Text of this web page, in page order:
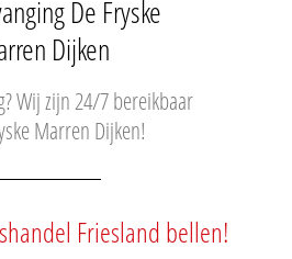
De Fryske
Dijken
Wij zijn 24/7 bereikbaar
Marren Dijken!
Friesland bellen!